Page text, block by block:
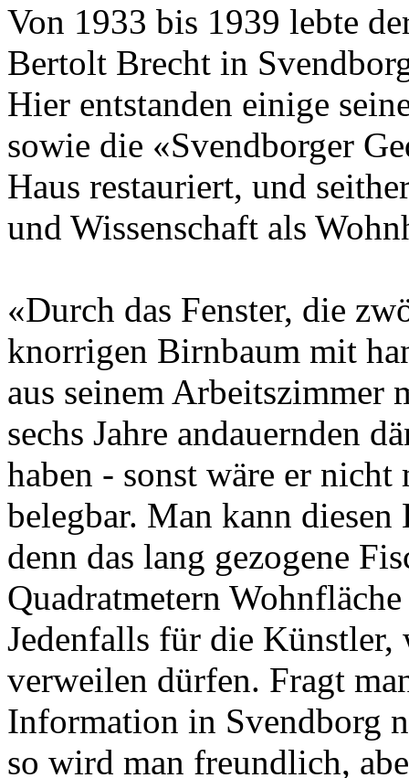
Von 1933 bis 1939 lebte
Bertolt Brecht in
Hier entstanden einige
sowie die «Svendborger
Haus restauriert, und
und Wissenschaft als
«Durch das Fenster, die
knorrigen Birnbaum mit
aus seinem Arbeitszimmer
sechs Jahre andauernden
haben - sonst wäre er
belegbar. Man kann
denn das lang gezogene
Quadratmetern
Jedenfalls für die Künstler,
verweilen dürfen. Fragt
Information in Svendborg
so wird man freundlich,